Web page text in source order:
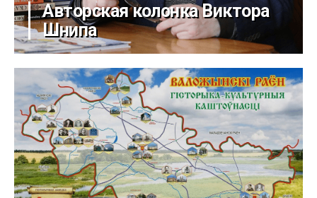
Авторская колонка Виктора
Шнипа